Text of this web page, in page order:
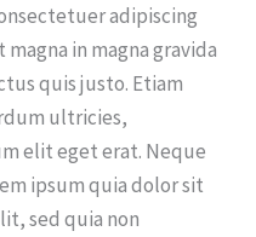
adipiscing
in magna gravida
quis justo. Etiam
ultricies,
elit eget erat. Neque
ipsum quia dolor sit
sed quia non